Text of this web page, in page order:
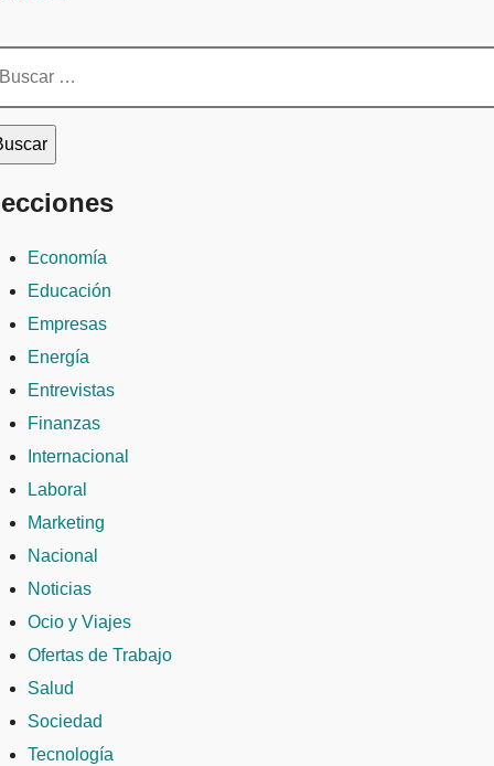
Economía
Educación
Empresas
Energía
Entrevistas
Finanzas
Internacional
Laboral
Marketing
Nacional
Noticias
Ocio y Viajes
Ofertas de Trabajo
Salud
Sociedad
Tecnología